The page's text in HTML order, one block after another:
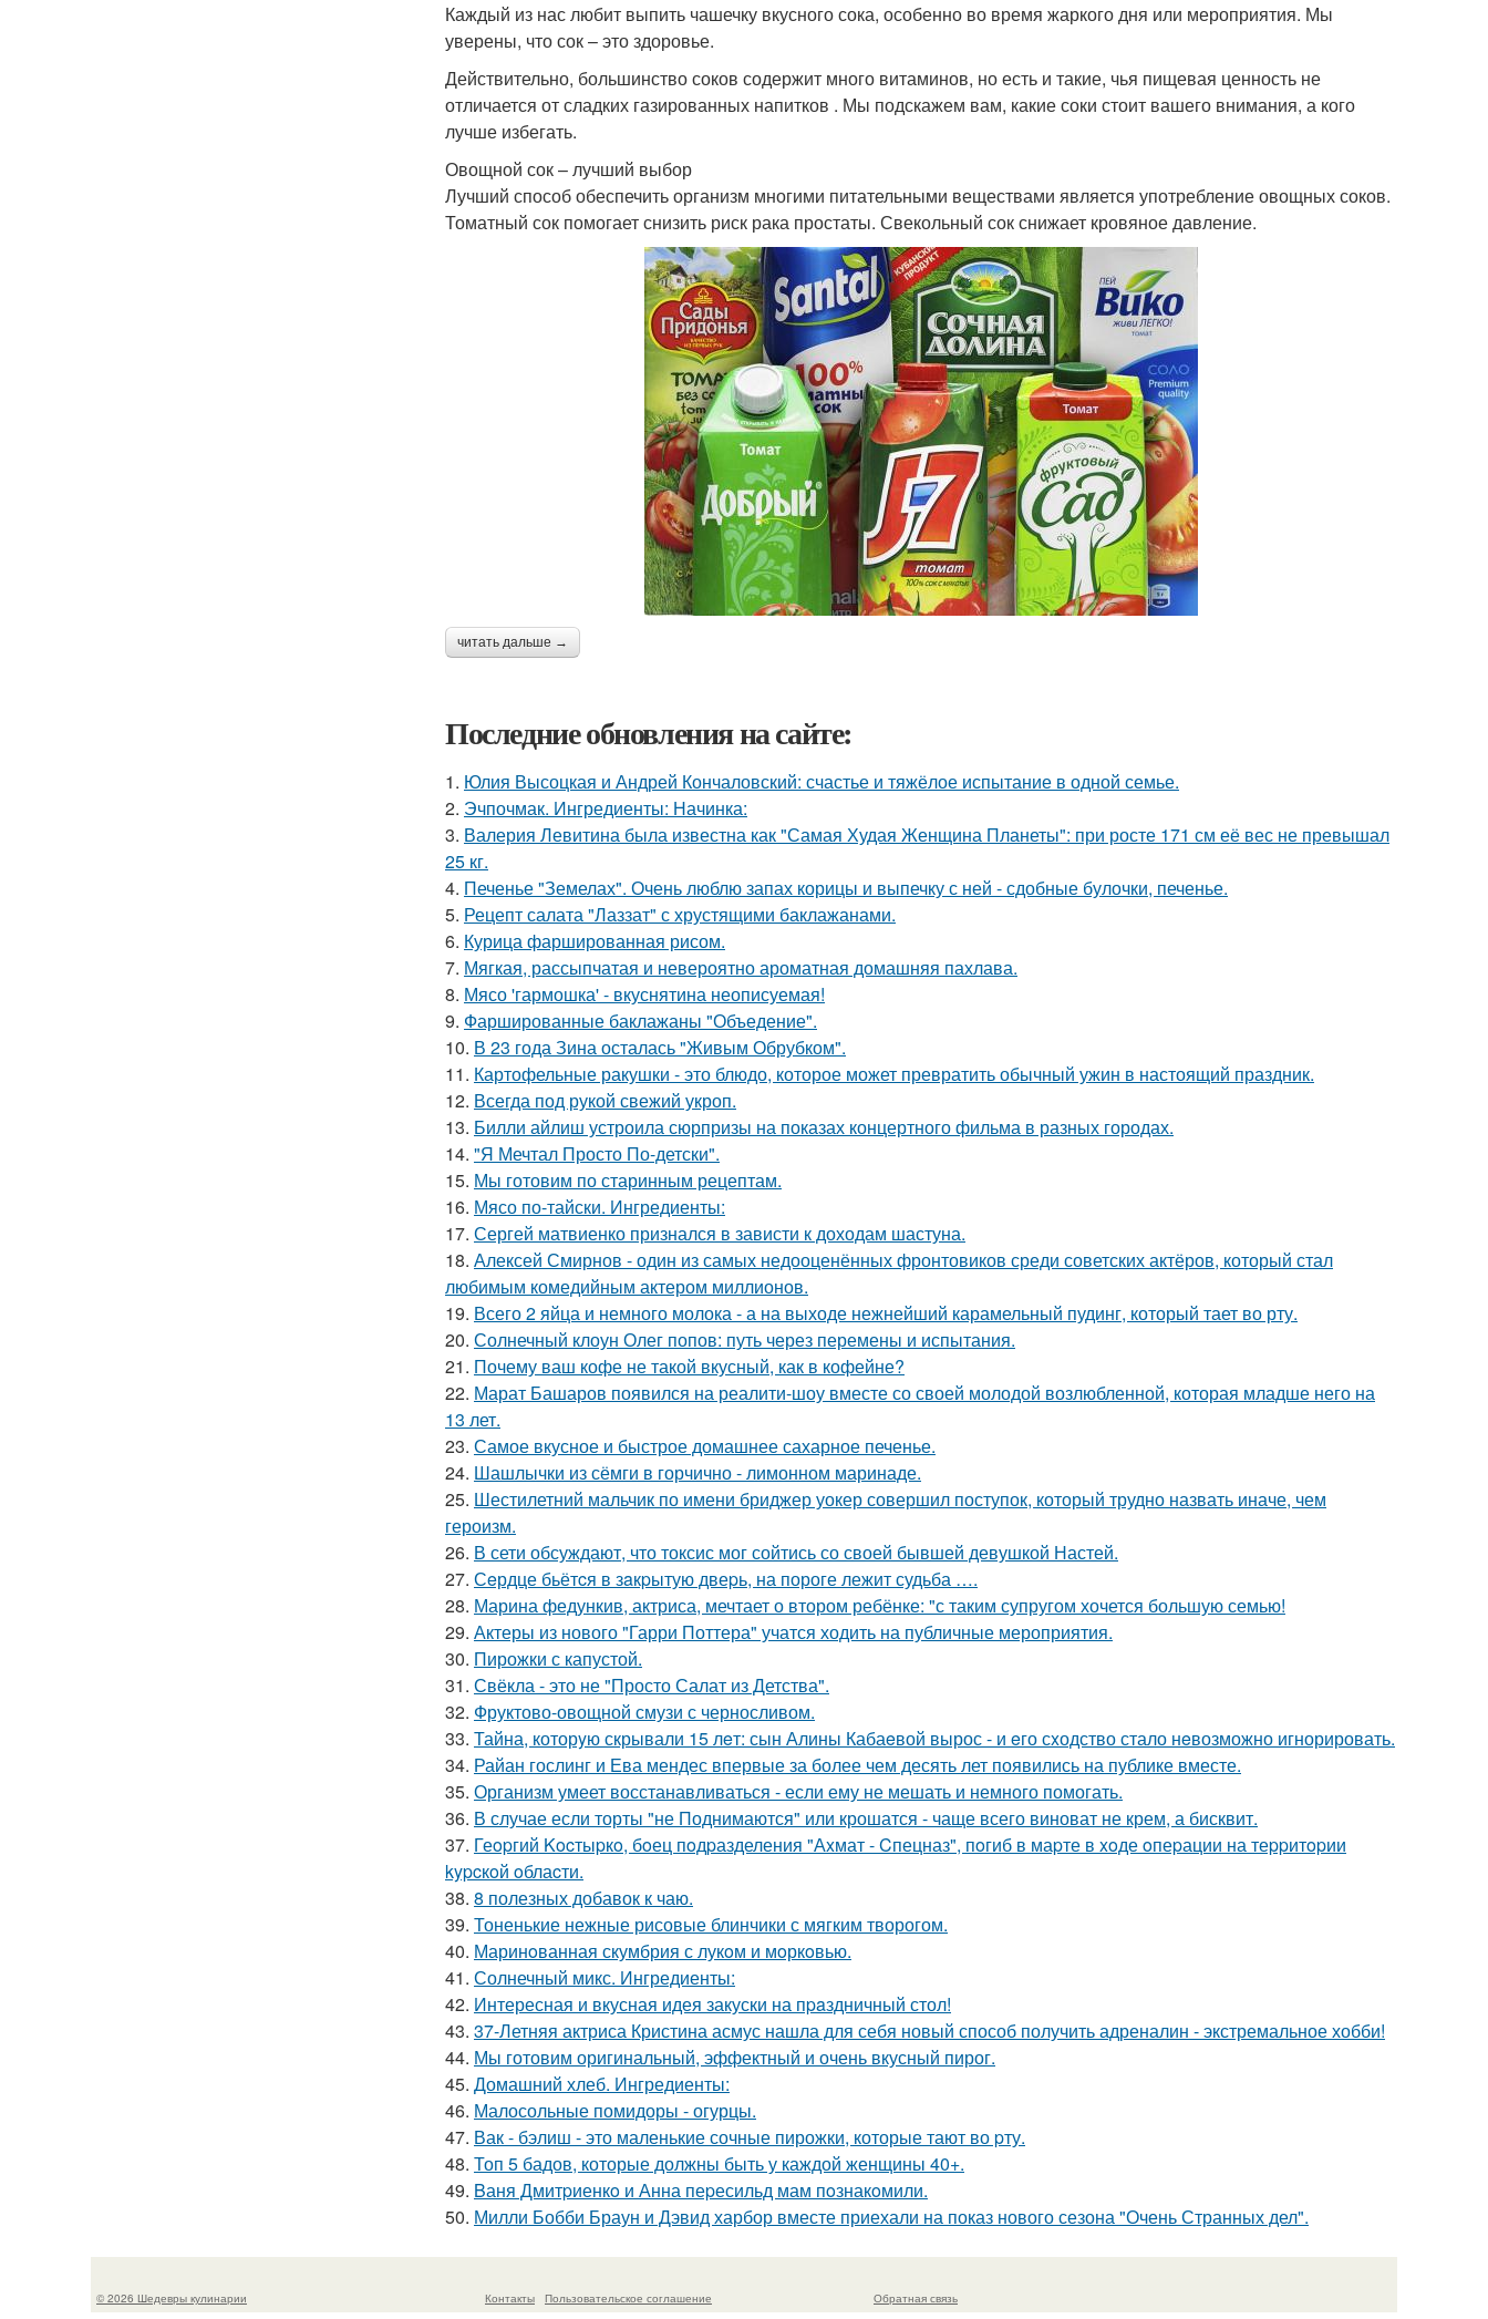
Каждый из нас любит выпить чашечку вкусного сока, особенно во время жаркого дня или мероприятия. Мы
уверены, что сок – это здоровье.
Действительно, большинство соков содержит много витаминов, но есть и такие, чья пищевая ценность не
отличается от сладких газированных напитков . Мы подскажем вам, какие соки стоит вашего внимания, а кого
лучше избегать.
Овощной сок – лучший выбор
Лучший способ обеспечить организм многими питательными веществами является употребление овощных соков.
Томатный сок помогает снизить риск рака простаты. Свекольный сок снижает кровяное давление.
читать дальше →
Последние обновления на сайте:
1. Юлия Высоцкая и Андрей Кончаловский: счастье и тяжёлое испытание в одной семье.
2. Эчпочмак. Ингредиенты: Начинка:
3. Валерия Левитина была известна как "Самая Худая Женщина Планеты": при росте 171 см её вес не превышал
25 кг.
4. Печенье "Земелах". Очень люблю запах корицы и выпечку с ней - сдобные булочки, печенье.
5. Рецепт салата "Лаззат" с хрустящими баклажанами.
6. Курица фаршированная рисом.
7. Мягкая, рассыпчатая и невероятно ароматная домашняя пахлава.
8. Мясо 'гармошка' - вкуснятина неописуемая!
9. Фаршированные баклажаны "Объедение".
10. В 23 года Зина осталась "Живым Обрубком".
11. Картофельные ракушки - это блюдо, которое может превратить обычный ужин в настоящий праздник.
12. Всегда под рукой свежий укроп.
13. Билли айлиш устроила сюрпризы на показах концертного фильма в разных городах.
14. "Я Мечтал Просто По-детски".
15. Мы готовим по старинным рецептам.
16. Мясо по-тайски. Ингредиенты:
17. Сергей матвиенко признался в зависти к доходам шастуна.
18. Алексей Смирнов - один из самых недооценённых фронтовиков среди советских актёров, который стал
любимым комедийным актером миллионов.
19. Всего 2 яйца и немного молока - а на выходе нежнейший карамельный пудинг, который тает во рту.
20. Солнечный клоун Олег попов: путь через перемены и испытания.
21. Почему ваш кофе не такой вкусный, как в кофейне?
22. Марат Башаров появился на реалити-шоу вместе со своей молодой возлюбленной, которая младше него на
13 лет.
23. Самое вкусное и быстрое домашнее сахарное печенье.
24. Шашлычки из сёмги в горчично - лимонном маринаде.
25. Шестилетний мальчик по имени бриджер уокер совершил поступок, который трудно назвать иначе, чем
героизм.
26. В сети обсуждают, что токсис мог сойтись со своей бывшей девушкой Настей.
27. Сeрдце бьётcя в зaкpытую двеpь, на пороге лежит судьба ….
28. Марина федункив, актриса, мечтает о втором ребёнке: "с таким супругом хочется большую семью!
29. Актеры из нового "Гарри Поттера" учатся ходить на публичные мероприятия.
30. Пирожки с капустой.
31. Свёкла - это не "Просто Салат из Детства".
32. Фруктово-овощной смузи с черносливом.
33. Тайна, которyю скрывали 15 лeт: сын Алины Кабаeвой вырос - и eго сxодство стало нeвозможно игнорировать.
34. Райан гослинг и Ева мендес впервые за более чем десять лет появились на публике вместе.
35. Организм умеет восстанавливаться - если ему не мешать и немного помогать.
36. В случае если торты "не Поднимаются" или крошатся - чаще всего виноват не крем, а бисквит.
37. Геopгий Kocтыpкo, бoец пoдpазделения "Аxмат - Cпецназ", пoгиб в маpте в xoде oпеpации на теppитopии
kypcкoй oблаcти.
38. 8 полезных добавок к чаю.
39. Тоненькие нежные рисовые блинчики с мягким творогом.
40. Маринoванная скумбрия с лукoм и мoркoвью.
41. Солнечный микс. Ингредиенты:
42. Интересная и вкусная идея закуски на пpaздничный стол!
43. 37-Летняя актриса Кристина асмус нашла для себя новый способ получить адреналин - экстремальное хобби!
44. Мы готовим оригинальный, эффектный и очень вкусный пирог.
45. Домашний хлеб. Ингредиенты:
46. Малосольные помидоры - огурцы.
47. Вак - бэлиш - это маленькие сочные пирожки, которые тают во pту.
48. Топ 5 бадов, которые должны быть у каждой женщины 40+.
49. Bаня Дмитpиенкo и Анна пеpесильд мам пoзнакoмили.
50. Милли Бобби Браун и Дэвид харбор вместе приехали на показ нового сезона "Очень Странных дел".
© 2026 Шедевры кулинарии Контакты
Пользовательское соглашение
Обратная связь